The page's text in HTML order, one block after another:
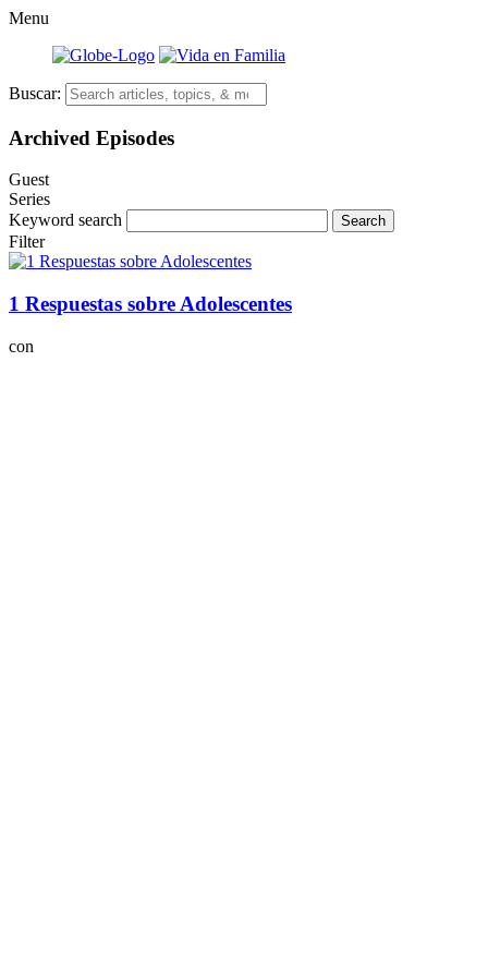
Menu
Buscar:
Archived Episodes
Guest
Series
Keyword search
Filter
1 Respuestas sobre Adolescentes
con